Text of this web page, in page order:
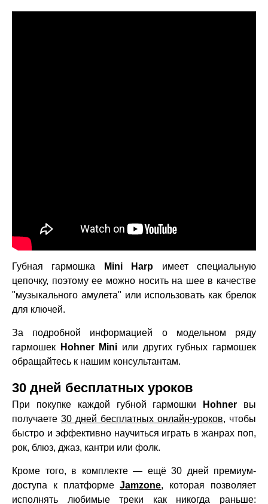
Губная гармошка Mini Harp имеет специальную
цепочку, поэтому ее можно носить на шее в качестве
"музыкального амулета" или использовать как брелок
для ключей.
За подробной информацией о модельном ряду
гармошек
Hohner Mini или других губных гармошек
обращайтесь к нашим консультантам.
30 дней бесплатных уроков
При покупке каждой губной гармошки Hohner вы
получаете 30 дней бесплатных онлайн-уроков, чтобы
быстро и эффективно научиться играть в жанрах поп,
рок, блюз, джаз, кантри или фолк.
Кроме того, в комплекте — ещё 30 дней премиум-
доступа к платформеJamzone, которая позволяет
исполнять любимые треки как никогда раньше: